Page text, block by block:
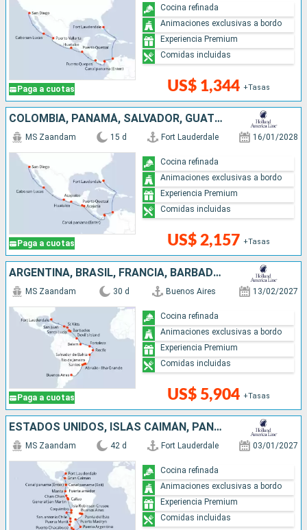
Paga a cuotas US$ 1,344 +Tasas
Cocina refinada
Animaciones exclusivas a bordo
Experiencia Premium
Comidas incluidas
COLOMBIA, PANAMÁ, SALVADOR, GUATEMALA, MÉXICO, ESTADOS UNIDOS
Paga a cuotas
MS Zaandam 15 d Fort Lauderdale 16/01/2028
US$ 2,157 +Tasas
Cocina refinada
Animaciones exclusivas a bordo
Experiencia Premium
Comidas incluidas
ARGENTINA, BRASIL, FRANCIA, BARBADOS, SANTA LUCIA, ANTIGUA Y BARBUDA, PUERTO RICO, ESTADOS UNIDOS
Paga a cuotas
MS Zaandam 30 d Buenos Aires 13/02/2027
US$ 5,904 +Tasas
Cocina refinada
Animaciones exclusivas a bordo
Experiencia Premium
Comidas incluidas
ESTADOS UNIDOS, ISLAS CAIMÁN, PANAMÁ, ECUADOR, PERÚ, CHILE, ISLAS MALVINAS, URUGUAY, ARGENTINA
MS Zaandam 42 d Fort Lauderdale 03/01/2027
Cocina refinada
Animaciones exclusivas a bordo
Experiencia Premium
Comidas incluidas